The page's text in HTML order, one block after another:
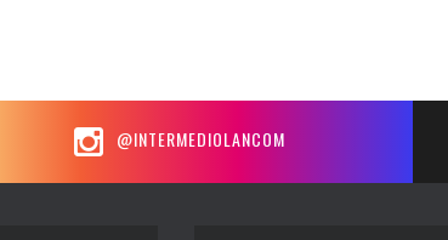
@INTERMEDIOLANCOM